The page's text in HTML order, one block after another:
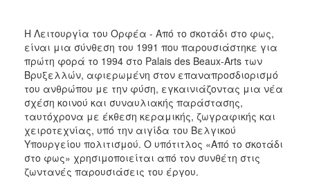
Η Λειτουργία του Ορφέα - Από το σκοτάδι στο φως,
είναι μια σύνθεση του 1991 που παρουσιάστηκε για
πρώτη φορά το 1994 στο Palais des Beaux-Arts των
Βρυξελλών, αφιερωμένη στον επαναπροσδιορισμό
του ανθρώπου με την φύση, εγκαινιάζοντας μια νέα
σχέση κοινού και συναυλιακής παράστασης,
ταυτόχρονα με έκθεση κεραμικής, ζωγραφικής και
χειροτεχνίας, υπό την αιγίδα του Βελγικού
Υπουργείου πολιτισμού. Ο υπότιτλος «Από το σκοτάδι
στο φως» χρησιμοποιείται από τον συνθέτη στις
ζωντανές παρουσιάσεις του έργου.